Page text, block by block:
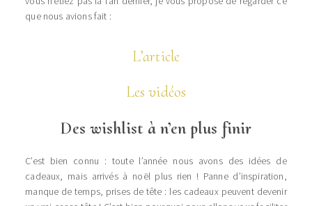
que nous avions fait :
L’article
Les vidéos
Des wishlist à n’en plus finir
C’est bien connu : toute l’année nous avons des idées de
cadeaux, mais arrivés à noël plus rien ! Panne d’inspiration,
manque de temps, prises de tête : les cadeaux peuvent devenir